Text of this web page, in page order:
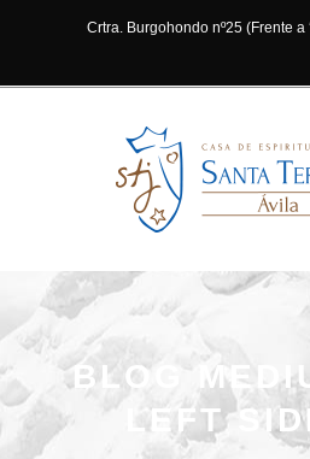
Crtra. Burgohondo nº25 (Frente a
BLOG
LEFT